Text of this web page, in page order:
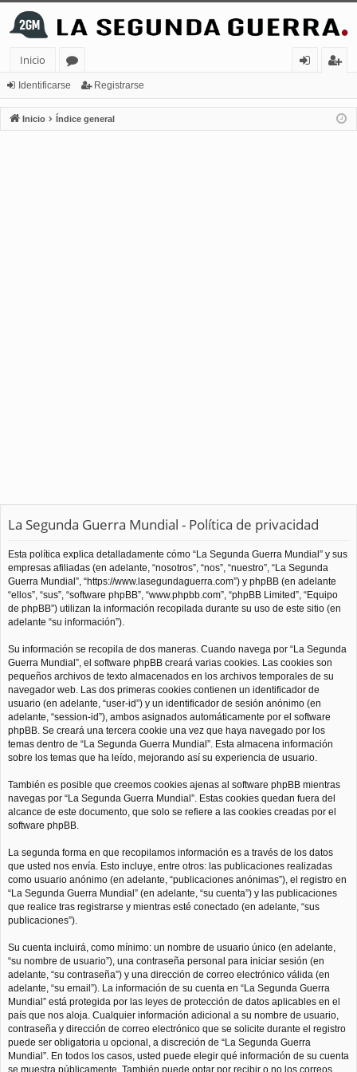
Inicio
or
os
nt
ifi
ist
ra
Identificarse Registrarse
Inicio Índice general
La Segunda Guerra Mundial - Política de privacidad
Esta política explica detalladamente cómo “La Segunda Guerra Mundial” y sus
empresas afiliadas (en adelante, “nosotros”, “nos”, “nuestro”, “La Segunda
Guerra Mundial”, “https://www.lasegundaguerra.com”) y phpBB (en adelante
“ellos”, “sus”, “software phpBB”, “www.phpbb.com”, “phpBB Limited”, “Equipo
de phpBB”) utilizan la información recopilada durante su uso de este sitio (en
adelante “su información”).
Su información se recopila de dos maneras. Cuando navega por “La Segunda
Guerra Mundial”, el software phpBB creará varias cookies. Las cookies son
pequeños archivos de texto almacenados en los archivos temporales de su
navegador web. Las dos primeras cookies contienen un identificador de
usuario (en adelante, “user-id”) y un identificador de sesión anónimo (en
adelante, “session-id”), ambos asignados automáticamente por el software
phpBB. Se creará una tercera cookie una vez que haya navegado por los
temas dentro de “La Segunda Guerra Mundial”. Esta almacena información
sobre los temas que ha leído, mejorando así su experiencia de usuario.
También es posible que creemos cookies ajenas al software phpBB mientras
navegas por “La Segunda Guerra Mundial”. Estas cookies quedan fuera del
alcance de este documento, que solo se refiere a las cookies creadas por el
software phpBB.
La segunda forma en que recopilamos información es a través de los datos
que usted nos envía. Esto incluye, entre otros: las publicaciones realizadas
como usuario anónimo (en adelante, “publicaciones anónimas”), el registro en
“La Segunda Guerra Mundial” (en adelante, “su cuenta”) y las publicaciones
que realice tras registrarse y mientras esté conectado (en adelante, “sus
publicaciones”).
Su cuenta incluirá, como mínimo: un nombre de usuario único (en adelante,
“su nombre de usuario”), una contraseña personal para iniciar sesión (en
adelante, “su contraseña”) y una dirección de correo electrónico válida (en
adelante, “su email”). La información de su cuenta en “La Segunda Guerra
Mundial” está protegida por las leyes de protección de datos aplicables en el
país que nos aloja. Cualquier información adicional a su nombre de usuario,
contraseña y dirección de correo electrónico que se solicite durante el registro
puede ser obligatoria u opcional, a discreción de “La Segunda Guerra
Mundial”. En todos los casos, usted puede elegir qué información de su cuenta
se muestra públicamente. También puede optar por recibir o no los correos